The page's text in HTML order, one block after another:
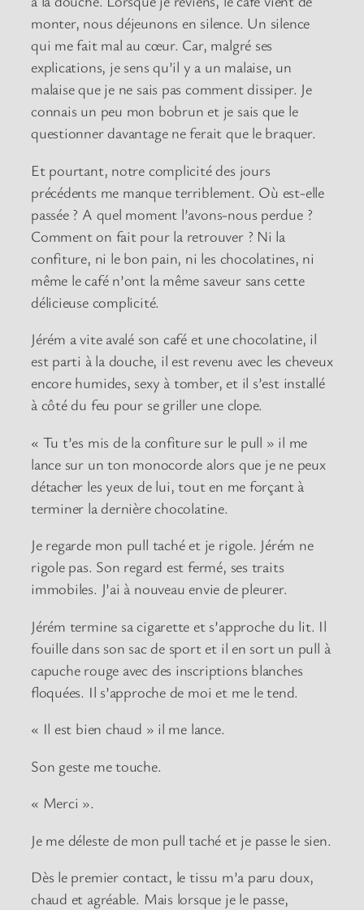
monter, nous déjeunons en silence. Un silence
qui me fait mal au cœur. Car, malgré ses
explications, je sens qu’il y a un malaise, un
malaise que je ne sais pas comment dissiper. Je
connais un peu mon bobrun et je sais que le
questionner davantage ne ferait que le braquer.
Et pourtant, notre complicité des jours
précédents me manque terriblement. Où est-elle
passée ? A quel moment l’avons-nous perdue ?
Comment on fait pour la retrouver ? Ni la
confiture, ni le bon pain, ni les chocolatines, ni
même le café n’ont la même saveur sans cette
délicieuse complicité.
Jérém a vite avalé son café et une chocolatine, il
est parti à la douche, il est revenu avec les cheveux
encore humides, sexy à tomber, et il s’est installé
à côté du feu pour se griller une clope.
« Tu t’es mis de la confiture sur le pull » il me
lance sur un ton monocorde alors que je ne peux
détacher les yeux de lui, tout en me forçant à
terminer la dernière chocolatine.
Je regarde mon pull taché et je rigole. Jérém ne
rigole pas. Son regard est fermé, ses traits
immobiles. J’ai à nouveau envie de pleurer.
Jérém termine sa cigarette et s’approche du lit. Il
fouille dans son sac de sport et il en sort un pull à
capuche rouge avec des inscriptions blanches
floquées. Il s’approche de moi et me le tend.
« Il est bien chaud » il me lance.
Son geste me touche.
« Merci ».
Je me déleste de mon pull taché et je passe le sien.
Dès le premier contact, le tissu m’a paru doux,
chaud et agréable. Mais lorsque je le passe,